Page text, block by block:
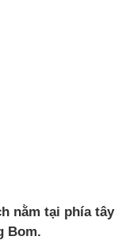
nằm tại phía tây
Bom.